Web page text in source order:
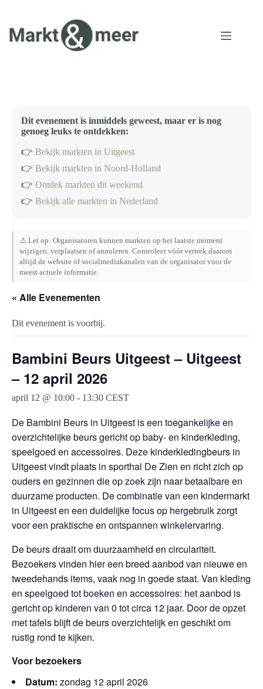
inhoud
Dit evenement is inmiddels geweest, maar er is nog
genoeg leuks te ontdekken:
👉 Bekijk markten in Uitgeest
👉 Bekijk markten in Noord-Holland
👉 Ontdek markten dit weekend
👉 Bekijk alle markten in Nederland
⚠️ Let op: Organisatoren kunnen markten op het laatste moment
wijzigen, verplaatsen of annuleren. Controleer vóór vertrek daarom
altijd de website of socialmediakanalen van de organisator voor de
meest actuele informatie.
« Alle Evenementen
Dit evenement is voorbij.
Bambini Beurs Uitgeest – Uitgeest
– 12 april 2026
april 12 @ 10:00 - 13:30 CEST
De Bambini Beurs in Uitgeest is een toegankelijke en
overzichtelijke beurs gericht op baby- en kinderkleding,
speelgoed en accessoires. Deze kinderkledingbeurs in
Uitgeest vindt plaats in sporthal De Zien en richt zich op
ouders en gezinnen die op zoek zijn naar betaalbare en
duurzame producten. De combinatie van een kindermarkt
in Uitgeest en een duidelijke focus op hergebruik zorgt
voor een praktische en ontspannen winkelervaring.
De beurs draait om duurzaamheid en circulariteit.
Bezoekers vinden hier een breed aanbod van nieuwe en
tweedehands items, vaak nog in goede staat. Van kleding
en speelgoed tot boeken en accessoires: het aanbod is
gericht op kinderen van 0 tot circa 12 jaar. Door de opzet
met tafels blijft de beurs overzichtelijk en geschikt om
rustig rond te kijken.
Voor bezoekers
Datum: zondag 12 april 2026